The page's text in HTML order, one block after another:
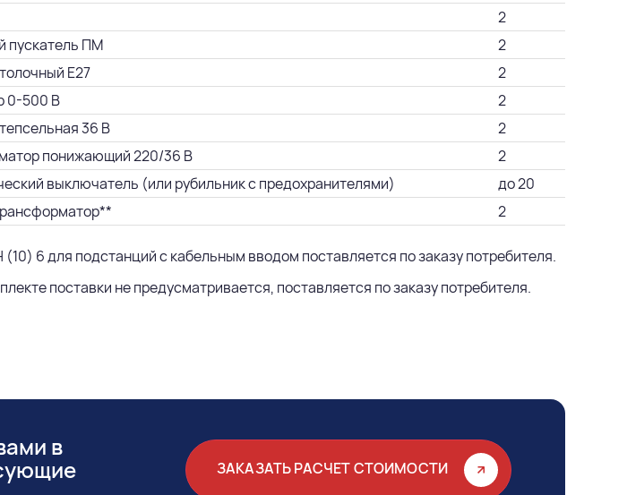
2
пускатель ПМ
2
Е27
2
0-500 В
2
36 В
2
понижающий 220/36 В
2
выключатель (или рубильник с предохранителями)
до 20
2
6 для подстанций с кабельным вводом поставляется по заказу потребителя.
поставки не предусматривается, поставляется по заказу потребителя.
в
ЗАКАЗАТЬ РАСЧЕТ СТОИМОСТИ